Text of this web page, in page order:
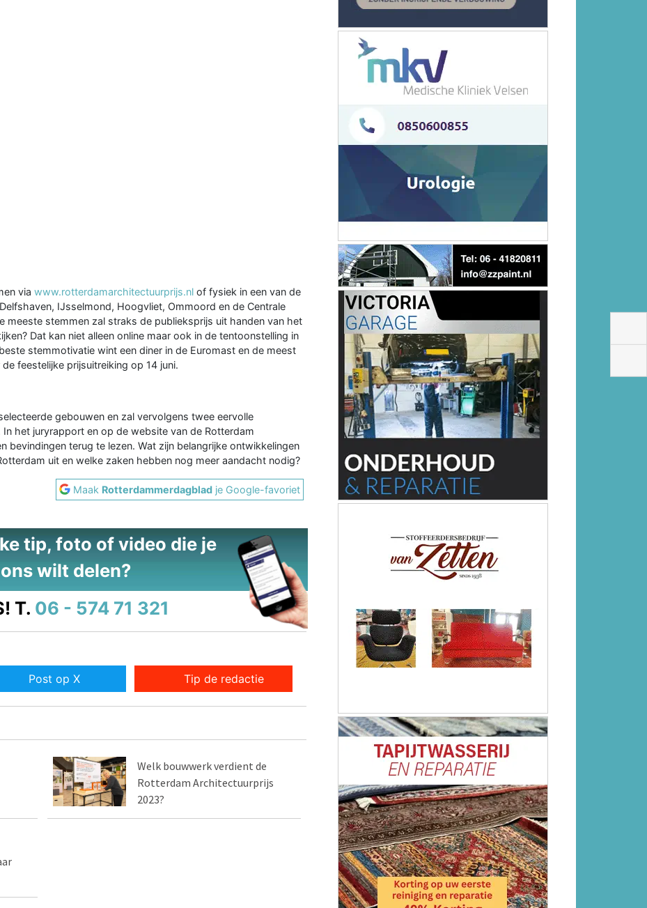
via www.rotterdamarchitectuurprijs.nl of fysiek in een van de
IJsselmond, Hoogvliet, Ommoord en de Centrale
meeste stemmen zal straks de publieksprijs uit handen van het
Dat kan niet alleen online maar ook in de tentoonstelling in
stemmotivatie wint een diner in de Euromast en de meest
feestelijke prijsuitreiking op 14 juni.
gebouwen en zal vervolgens twee eervolle
het juryrapport en op de website van de Rotterdam
bevindingen terug te lezen. Wat zijn belangrijke ontwikkelingen
uit en welke zaken hebben nog meer aandacht nodig?
Maak Rotterdammerdagblad je Google-favoriet
tip, foto of video die je
wilt delen?
T. 06 - 574 71 321
Post op X Tip de redactie
Welk bouwwerk verdient de
Rotterdam Architectuurprijs
2023?